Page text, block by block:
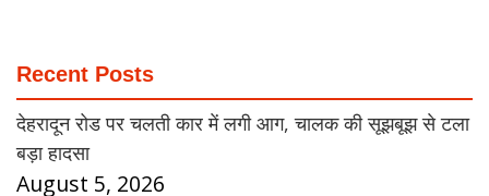
Recent Posts
देहरादून रोड पर चलती कार में लगी आग, चालक की सूझबूझ से टला
बड़ा हादसा
August 5, 2026